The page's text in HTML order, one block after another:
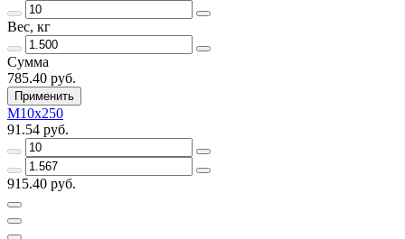
Вес, кг
Сумма
785.40 руб.
Применить
М10х250
91.54 руб.
915.40 руб.